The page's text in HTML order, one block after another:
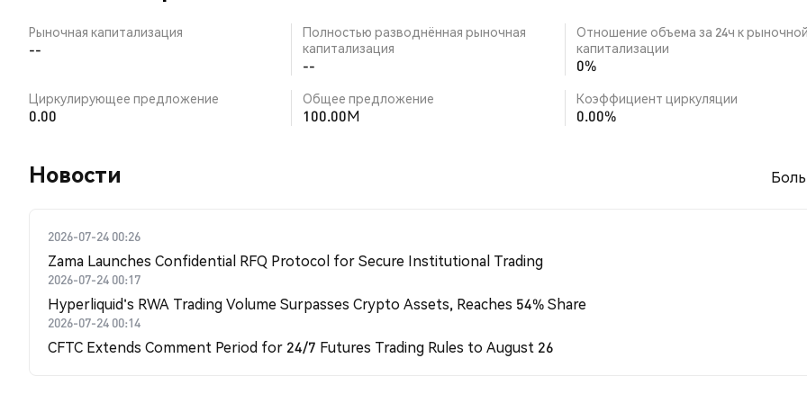
Рыночная капитализация
--
Полностью разводнённая рыночная
капитализация
--
Отношение объема за 24ч к
капитализации
0%
Циркулирующее предложение
0.00
Общее предложение
100.00M
Коэффициент циркуляции
0.00%
Новости
2026-07-24 00:26
Zama Launches Confidential RFQ Protocol for Secure Institutional Trading
2026-07-24 00:17
Hyperliquid's RWA Trading Volume Surpasses Crypto Assets, Reaches 54% Share
2026-07-24 00:14
CFTC Extends Comment Period for 24/7 Futures Trading Rules to August 26